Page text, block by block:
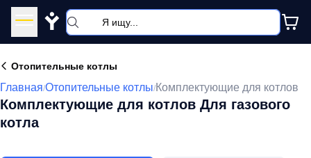
Y
Отопительные котлы
Главная/Отопительные котлы/Комплектующие для котлов
Комплектующие для котлов Для газового
котла